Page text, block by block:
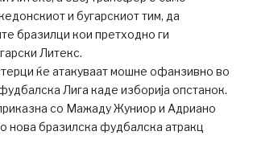
и бугарскиот тим, да
бразилци кои претходно ги
Литекс.
ќе атакуваат мошне офанзивно во
Лига каде изборија опстанок.
со Мажаду Жуниор и Адриано
нова бразилска фудбалска атракц